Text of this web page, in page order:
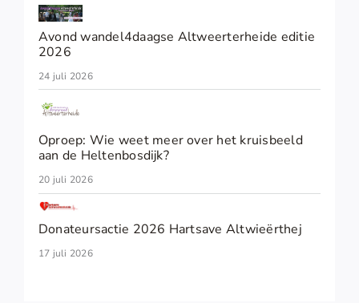
Avond wandel4daagse Altweerterheide editie
2026
24 juli 2026
Oproep: Wie weet meer over het kruisbeeld
aan de Heltenbosdijk?
20 juli 2026
Donateursactie 2026 Hartsave Altwieërthej
17 juli 2026